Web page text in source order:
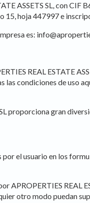
ASSETS SL, con
hoja 447997 e
es:
REAL ESTATE
las condiciones de
proporciona gran
el usuario en los
APROPERTIES REAL
otro modo puedan
cookies